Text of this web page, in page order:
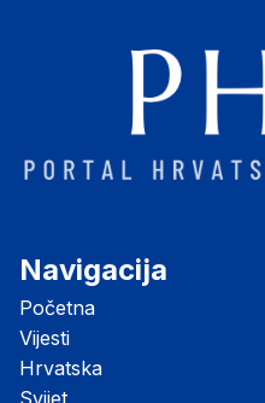
Navigacija
Početna
Vijesti
Hrvatska